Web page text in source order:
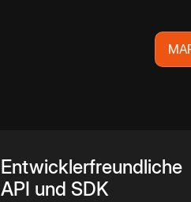
Entwicklerfreundliche
API und SDK